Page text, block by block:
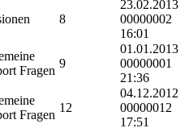
8
23.02.2013
00000002
16:01
Fragen
9
01.01.2013
00000001
21:36
Fragen
12
04.12.2012
00000012
17:51